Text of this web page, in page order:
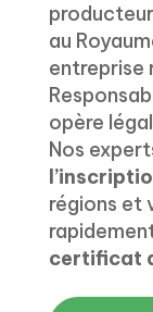
au
entreprise
opère
Nos
régions et
certificat